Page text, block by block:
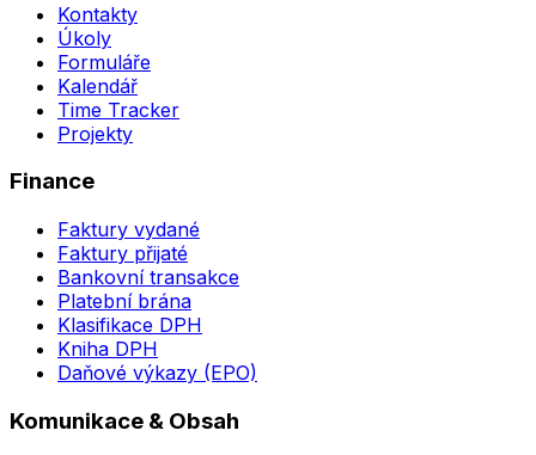
Kontakty
Úkoly
Formuláře
Kalendář
Time Tracker
Projekty
Finance
Faktury vydané
Faktury přijaté
Bankovní transakce
Platební brána
Klasifikace DPH
Kniha DPH
Daňové výkazy (EPO)
Komunikace & Obsah